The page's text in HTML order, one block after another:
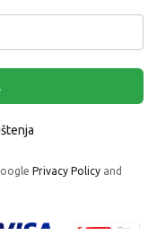
Privacy Policy and